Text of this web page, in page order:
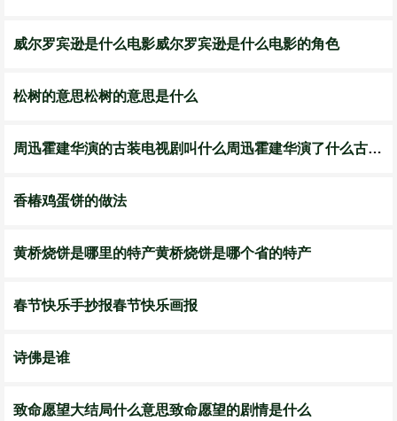
威尔罗宾逊是什么电影威尔罗宾逊是什么电影的角色
松树的意思松树的意思是什么
周迅霍建华演的古装电视剧叫什么周迅霍建华演了什么古装电视剧
香椿鸡蛋饼的做法
黄桥烧饼是哪里的特产黄桥烧饼是哪个省的特产
春节快乐手抄报春节快乐画报
诗佛是谁
致命愿望大结局什么意思致命愿望的剧情是什么